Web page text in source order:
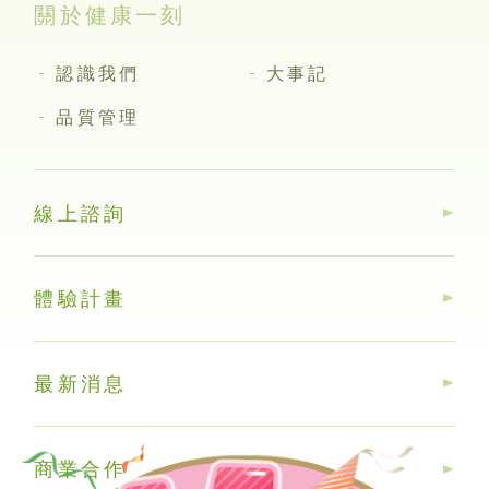
關於健康一刻
認識我們
大事記
品質管理
線上諮詢
體驗計畫
最新消息
商業合作